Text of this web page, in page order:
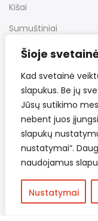
Šioje
Kad svetainė
slapukus. Be jų
Jūsų sutikimo
nebent juos
slapukų
nustatymai“.
naudojamus
Nustatymai
Kišai
Sumuštiniai
Desertai
Kiti užkandžiai
Nuorodos
Bendrosios taisyklės
Privatumo politika